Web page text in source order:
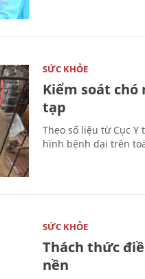
SỨC KHỎE
Kiểm soát
tạp
Theo số liệu từ Cục
hình bệnh dại trên
SỨC KHỎE
Thách thức
nền